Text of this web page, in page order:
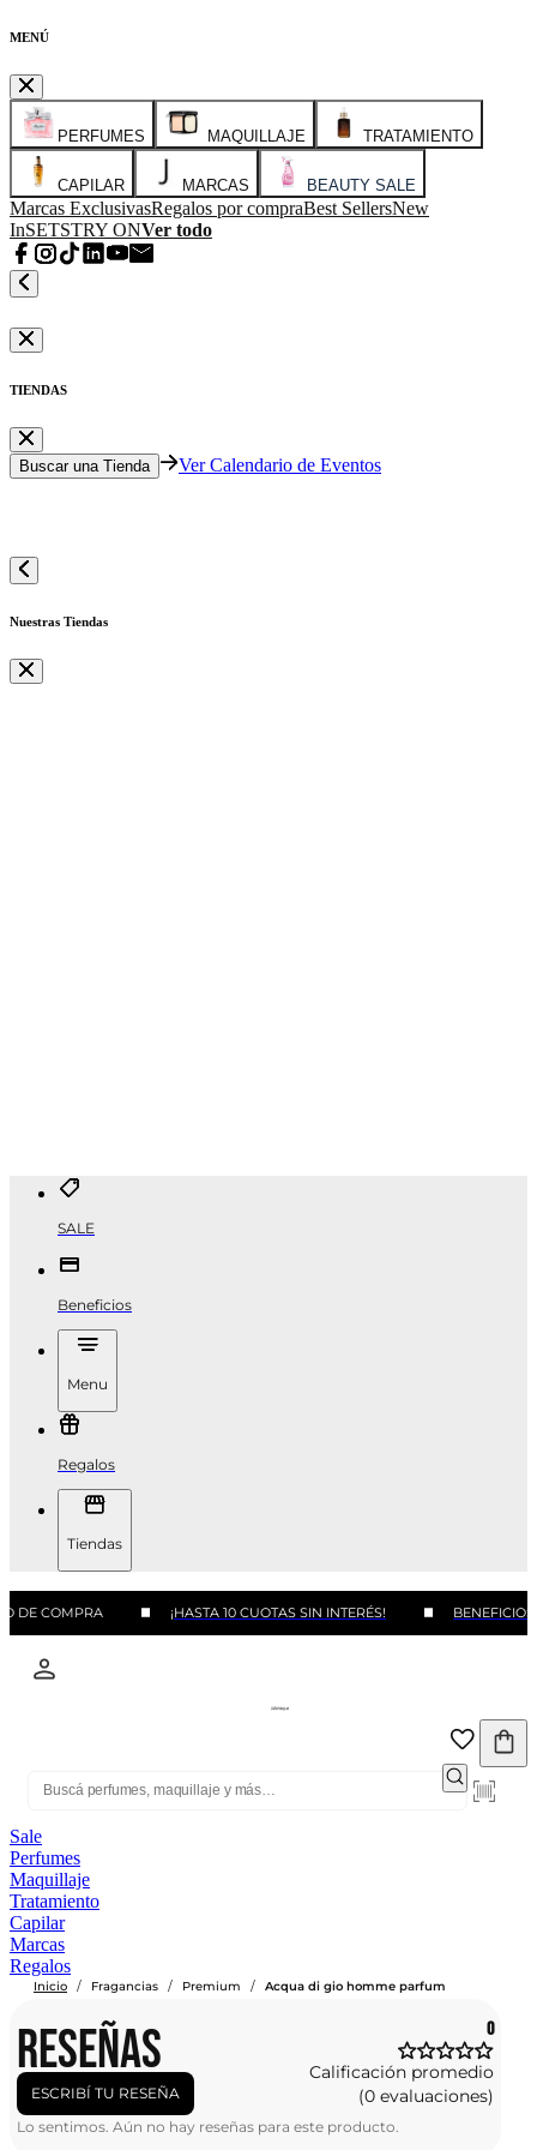
MENÚ
PERFUMES MAQUILLAJE TRATAMIENTO
CAPILAR MARCAS BEAUTY SALE
Marcas ExclusivasRegalos por compraBest SellersNew
InSETSTRY ONVer todo
TIENDAS
Buscar una Tienda Ver Calendario de Eventos
Nuestras Tiendas
SALE
Beneficios
Menu
Regalos
Tiendas
DE COMPRA ¡HASTA 10 CUOTAS SIN INTERÉS!
Sale
Perfumes
Maquillaje
Tratamiento
Capilar
Marcas
Regalos
Inicio / Fragancias / Premium / Acqua di gio homme parfum
RESEÑAS
ESCRIBÍ TU RESEÑA
0
Calificación promedio
(0 evaluaciones)
Lo sentimos. Aún no hay reseñas para este producto.